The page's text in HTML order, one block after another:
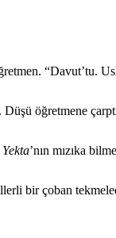
“Davut’tu.
öğretmene
’nın mızıka
bir çoban